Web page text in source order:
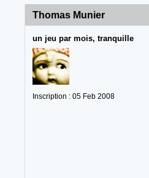
Thomas Munier
un jeu par mois, tranquille
Inscription : 05 Feb 2008